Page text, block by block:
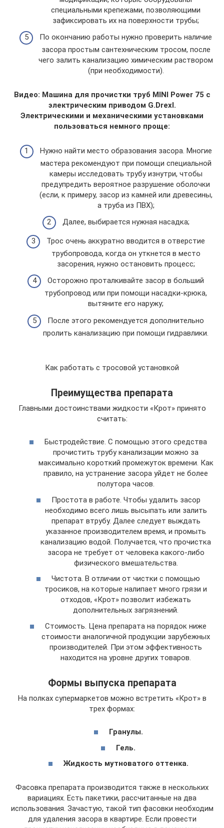
специальными крепежами, позволяющими
зафиксировать их на поверхности трубы;
По окончанию работы нужно проверить наличие
засора простым сантехническим тросом, после
чего залить канализацию химическим раствором
(при необходимости).
Видео: Машина для прочистки труб MINI Power 75 с
электрическим приводом G.Drexl.
Электрическими и механическими установками
пользоваться немного проще:
Нужно найти место образования засора. Многие
мастера рекомендуют при помощи специальной
камеры исследовать трубу изнутри, чтобы
предупредить вероятное разрушение оболочки
(если, к примеру, засор из камней или древесины,
а труба из ПВХ);
Далее, выбирается нужная насадка;
Трос очень аккуратно вводится в отверстие
трубопровода, когда он уткнется в место
засорения, нужно остановить процесс;
Осторожно проталкивайте засор в больший
трубопровод или при помощи насадки-крюка,
вытяните его наружу;
После этого рекомендуется дополнительно
пролить канализацию при помощи гидравлики.
Как работать с тросовой установкой
Преимущества препарата
Главными достоинствами жидкости «Крот» принято
считать:
Быстродействие. С помощью этого средства
прочистить трубу канализации можно за
максимально короткий промежуток времени. Как
правило, на устранение засора уйдет не более
полутора часов.
Простота в работе. Чтобы удалить засор
необходимо всего лишь высыпать или залить
препарат втрубу. Далее следует выждать
указанное производителем время, и промыть
канализацию водой. Получается, что прочистка
засора не требует от человека какого-либо
физического вмешательства.
Чистота. В отличии от чистки с помощью
тросиков, на которые налипает много грязи и
отходов, «Крот» позволит избежать
дополнительных загрязнений.
Стоимость. Цена препарата на порядок ниже
стоимости аналогичной продукции зарубежных
производителей. При этом эффективность
находится на уровне других товаров.
Формы выпуска препарата
На полках супермаркетов можно встретить «Крот» в
трех формах:
Гранулы.
Гель.
Жидкость мутноватого оттенка.
Фасовка препарата производится также в нескольких
вариациях. Есть пакетики, рассчитанные на два
использования. Зачастую, такой тип фасовки необходим
для удаления засора в квартире. Если провести